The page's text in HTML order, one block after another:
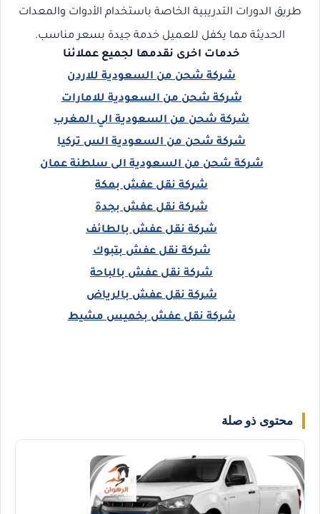
طريق الدورات التدريبية الخاصة باستخدام الأدوات والمعدات
الحديثة مما يكفل للعميل خدمة جيدة بسعر مناسب.
خدمات اخرى نقدمها لجميع عملائنا
شركة شحن من السعودية للاردن
شركة شحن من السعودية للامارات
شركة شحن من السعودية الي المغرب
شركة شحن من السعودية الس تركيا
شركة شحن من السعودية الى سلطنة عمان
شركة نقل عفش بمكة
شركة نقل عفش بجدة
شركة نقل عفش بالطائف
شركة نقل عفش بتبوك
شركة نقل عفش بالباحة
شركة نقل عفش بالرياض
شركة نقل عفش بخميس مشيط
محتوى ذو صلة